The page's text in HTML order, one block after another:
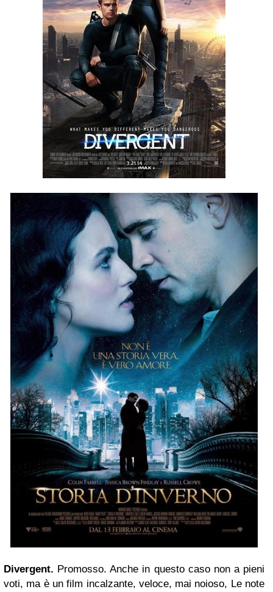
Divergent. Promosso. Anche in questo caso non a pieni
voti, ma è un film incalzante, veloce, mai noioso, Le note